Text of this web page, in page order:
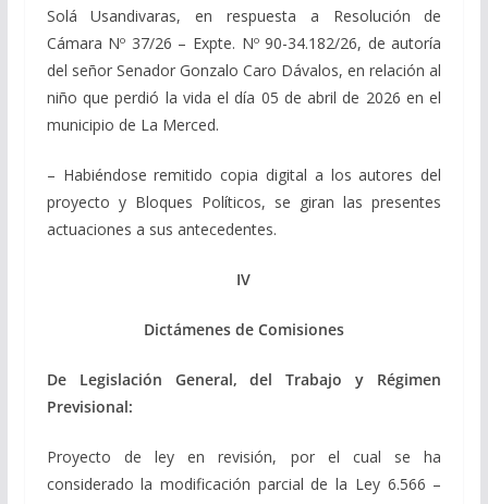
Solá Usandivaras, en respuesta a Resolución de
Cámara Nº 37/26 – Expte. Nº 90-34.182/26, de autoría
del señor Senador Gonzalo Caro Dávalos, en relación al
niño que perdió la vida el día 05 de abril de 2026 en el
municipio de La Merced.
– Habiéndose remitido copia digital a los autores del
proyecto y Bloques Políticos, se giran las presentes
actuaciones a sus antecedentes.
IV
Dictámenes de Comisiones
De Legislación General, del Trabajo y Régimen
Previsional:
Proyecto de ley en revisión, por el cual se ha
considerado la modificación parcial de la Ley 6.566 –